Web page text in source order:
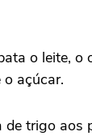
o leite, o
açúcar.
trigo aos